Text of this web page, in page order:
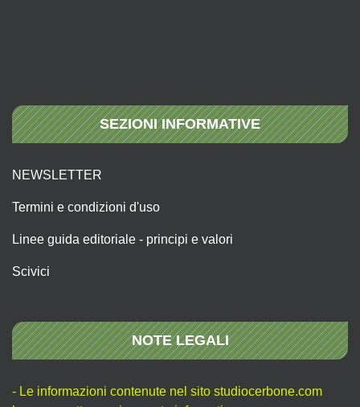
SEZIONI INFORMATIVE
NEWSLETTER
Termini e condizioni d'uso
Linee guida editoriale - principi e valori
Scivici
NOTE LEGALI
- Le informazioni contenute nel sito studiocerbone.com